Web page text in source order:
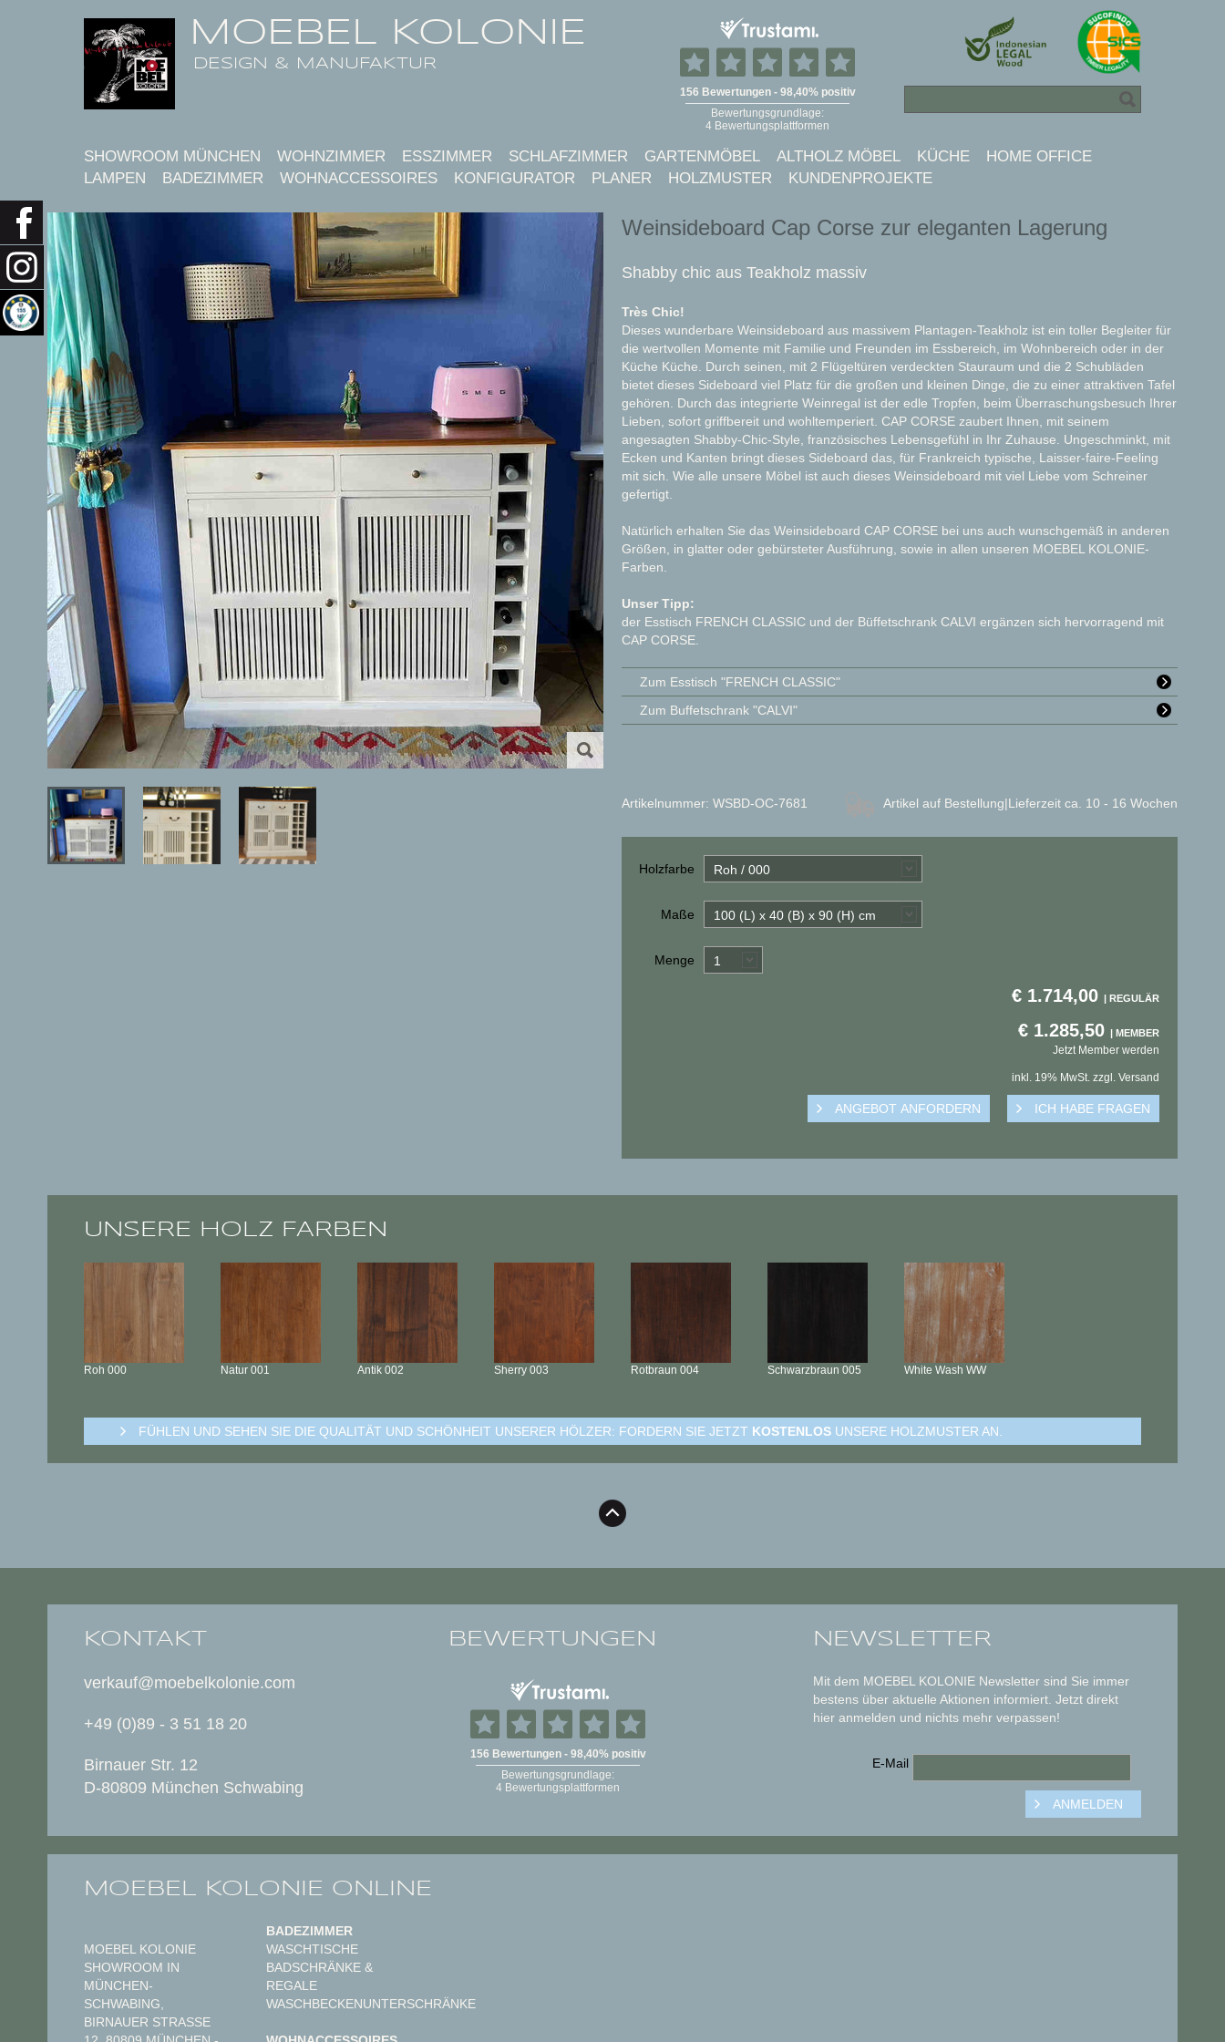
MOEBEL KOLONIE
DESIGN & MANUFAKTUR
SHOWROOM MÜNCHEN WOHNZIMMER ESSZIMMER SCHLAFZIMMER GARTENMÖBEL ALTHOLZ MÖBEL KÜCHE
HOME OFFICE
LAMPEN
BADEZIMMER WOHNACCESSOIRES KONFIGURATOR PLANER HOLZMUSTER KUNDENPROJEKTE
Weinsideboard Cap Corse zur eleganten Lagerung
Shabby chic aus Teakholz massiv
Très Chic!
Dieses wunderbare Weinsideboard aus massivem Plantagen-Teakholz ist ein toller Begleiter für
die wertvollen Momente mit Familie und Freunden im Essbereich, im Wohnbereich oder in der
Küche Küche. Durch seinen, mit 2 Flügeltüren verdeckten Stauraum und die 2 Schubläden
bietet dieses Sideboard viel Platz für die großen und kleinen Dinge, die zu einer attraktiven Tafel
gehören. Durch das integrierte Weinregal ist der edle Tropfen, beim Überraschungsbesuch Ihrer
Lieben, sofort griffbereit und wohltemperiert. CAP CORSE zaubert Ihnen, mit seinem
angesagten Shabby-Chic-Style, französisches Lebensgefühl in Ihr Zuhause. Ungeschminkt, mit
Ecken und Kanten bringt dieses Sideboard das, für Frankreich typische, Laisser-faire-Feeling
mit sich. Wie alle unsere Möbel ist auch dieses Weinsideboard mit viel Liebe vom Schreiner
gefertigt.
Natürlich erhalten Sie das Weinsideboard CAP CORSE bei uns auch wunschgemäß in anderen
Größen, in glatter oder gebürsteter Ausführung, sowie in allen unseren MOEBEL KOLONIE-
Farben.
Unser Tipp:
der Esstisch FRENCH CLASSIC und der Büffetschrank CALVI ergänzen sich hervorragend mit
CAP CORSE.
Zum Esstisch "FRENCH CLASSIC"
Zum Buffetschrank "CALVI"
Artikelnummer: WSBD-OC-7681 Artikel auf Bestellung|Lieferzeit ca. 10 - 16 Wochen
Holzfarbe Roh / 000
Maße 100 (L) x 40 (B) x 90 (H) cm
Menge 1
€ 1.714,00
€ 1.285,50
Jetzt Member werden
inkl. 19% MwSt. zzgl. Versand
UNSERE HOLZ FARBEN
Roh 000 Natur 001 Antik 002 Sherry 003 Rotbraun 004 Schwarzbraun 005 White Wash WW
FÜHLEN UND SEHEN SIE DIE QUALITÄT UND SCHÖNHEIT UNSERER HÖLZER: FORDERN SIE JETZT KOSTENLOS UNSERE HOLZMUSTER AN.
KONTAKT
verkauf@moebelkolonie.com
+49 (0)89 - 3 51 18 20
Birnauer Str. 12
D-80809 München Schwabing
BEWERTUNGEN NEWSLETTER
Mit dem MOEBEL KOLONIE Newsletter sind Sie immer
bestens über aktuelle Aktionen informiert. Jetzt direkt
hier anmelden und nichts mehr verpassen!
E-Mail
MOEBEL KOLONIE ONLINE
MOEBEL KOLONIE
SHOWROOM IN
MÜNCHEN-
SCHWABING,
BIRNAUER STRASSE 1
BADEZIMMER
WASCHTISCHE
BADSCHRÄNKE &
REGALE
WASCHBECKENUNTERSCHRÄNKE